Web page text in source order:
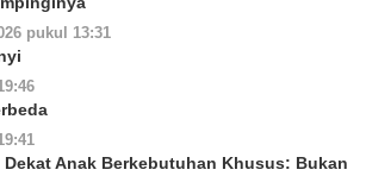
pukul 13:31
Anak Berkebutuhan Khusus: Bukan